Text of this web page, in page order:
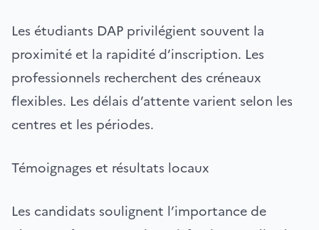
Les étudiants DAP privilégient souvent la
proximité et la rapidité d’inscription. Les
professionnels recherchent des créneaux
flexibles. Les délais d’attente varient selon les
centres et les périodes.
Témoignages et résultats locaux
Les candidats soulignent l’importance de